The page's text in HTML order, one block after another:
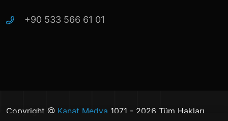
+90 533 566 61 01
Copyright @ Kanat Medya 1071 - 2026 Tüm Hakları